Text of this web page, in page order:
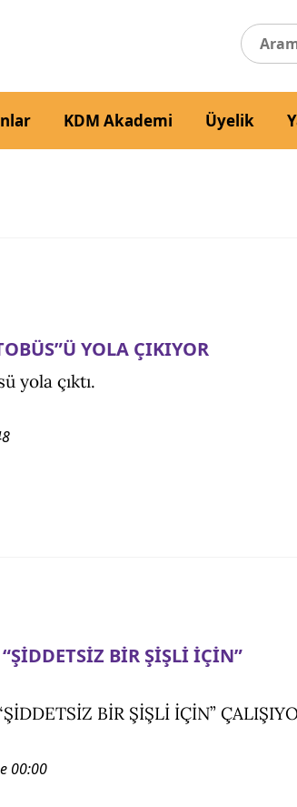
KDM Akademi Üyelik
YOLA ÇIKIYOR
yola çıktı.
BİR ŞİŞLİ İÇİN”
BİR ŞİŞLİ İÇİN”
00:00